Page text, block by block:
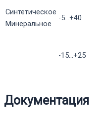
Синтетическое
Минеральное
-5...+40
-15...+25
Документация